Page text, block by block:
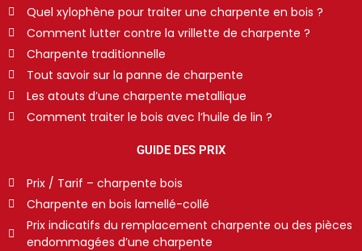
Quel xylophène pour traiter une charpente en bois ?
Comment lutter contre la vrillette de charpente ?
Charpente traditionnelle
Tout savoir sur la panne de charpente
Les atouts d’une charpente metallique
Comment traiter le bois avec l’huile de lin ?
GUIDE DES PRIX
Prix / Tarif – charpente bois
Charpente en bois lamellé-collé
Prix indicatifs du remplacement charpente ou des pièces
endommagées d’une charpente